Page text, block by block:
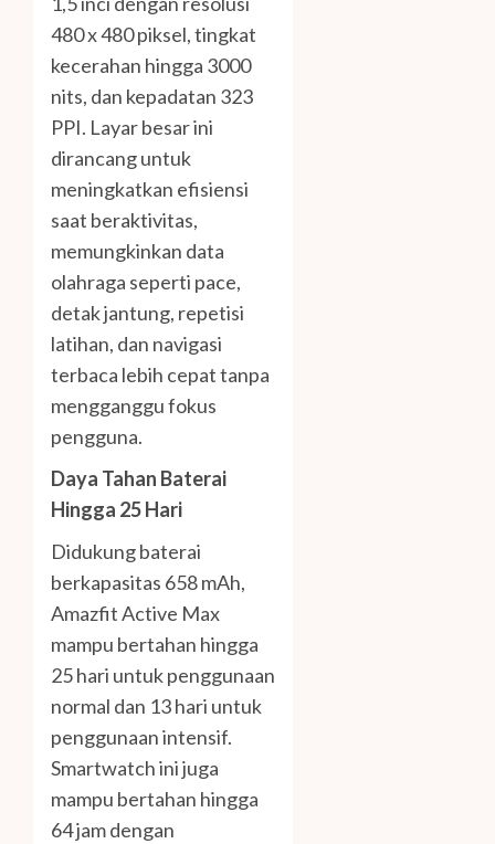
480 x 480 piksel, tingkat
kecerahan hingga 3000
nits, dan kepadatan 323
PPI. Layar besar ini
dirancang untuk
meningkatkan efisiensi
saat beraktivitas,
memungkinkan data
olahraga seperti pace,
detak jantung, repetisi
latihan, dan navigasi
terbaca lebih cepat tanpa
mengganggu fokus
pengguna.
Daya Tahan Baterai
Hingga 25 Hari
Didukung baterai
berkapasitas 658 mAh,
Amazfit Active Max
mampu bertahan hingga
25 hari untuk penggunaan
normal dan 13 hari untuk
penggunaan intensif.
Smartwatch ini juga
mampu bertahan hingga
64 jam dengan